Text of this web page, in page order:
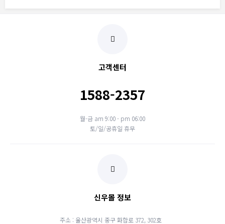
고객센터
1588-2357
월-금 am 9:00 - pm 06:00
토/일/공휴일 휴무
신우몰 정보
주소 : 울산광역시 중구 화합로 372, 302호